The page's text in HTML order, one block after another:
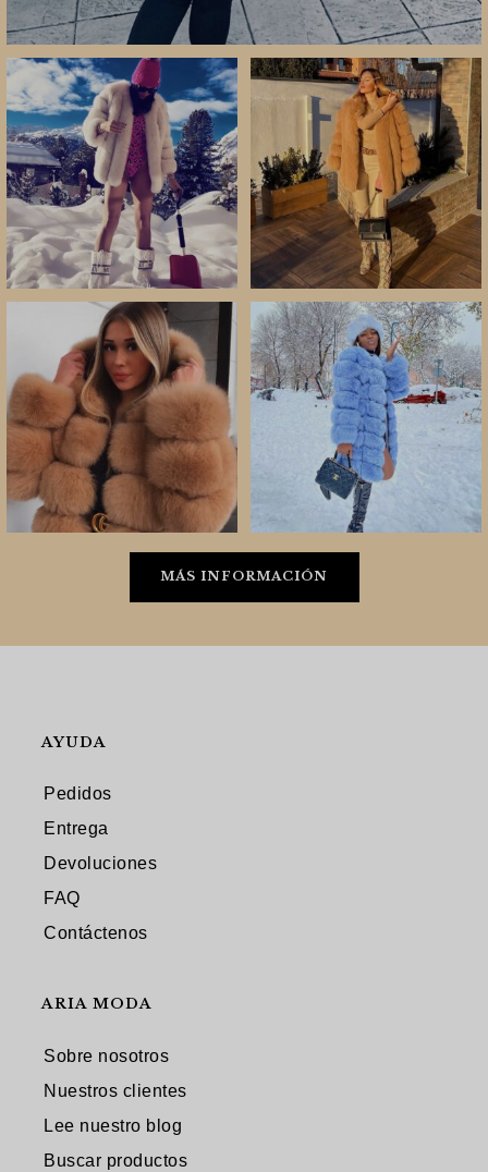
MÁS INFORMACIÓN
AYUDA
Pedidos
Entrega
Devoluciones
FAQ
Contáctenos
ARIA MODA
Sobre nosotros
Nuestros clientes
Lee nuestro blog
Buscar productos